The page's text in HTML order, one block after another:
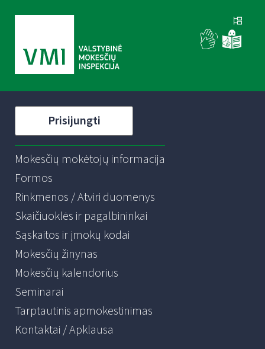
Prisijungti
Mokesčių mokėtojų informacija
Formos
Rinkmenos / Atviri duomenys
Skaičiuoklės ir pagalbininkai
Sąskaitos ir įmokų kodai
Mokesčių žinynas
Mokesčių kalendorius
Seminarai
Tarptautinis apmokestinimas
Kontaktai / Apklausa